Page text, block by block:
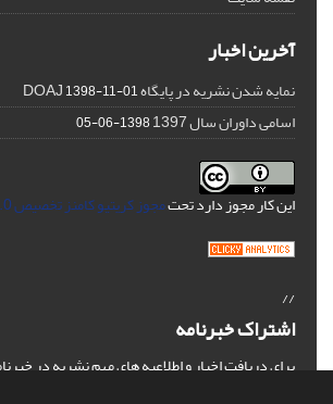
آخرین اخبار
نمایه شدن نشریه در پایگاه DOAJ1398-11-01
اسامی داوران سال 1397 1398-06-05
این کار مجوز دارد تحتمجوز کریتیو کامنز تخصیص 4.0 بین‌المللی
//
اشتراک خبرنامه
برای دریافت اخبار و اطلاعیه های مهم نشریه در